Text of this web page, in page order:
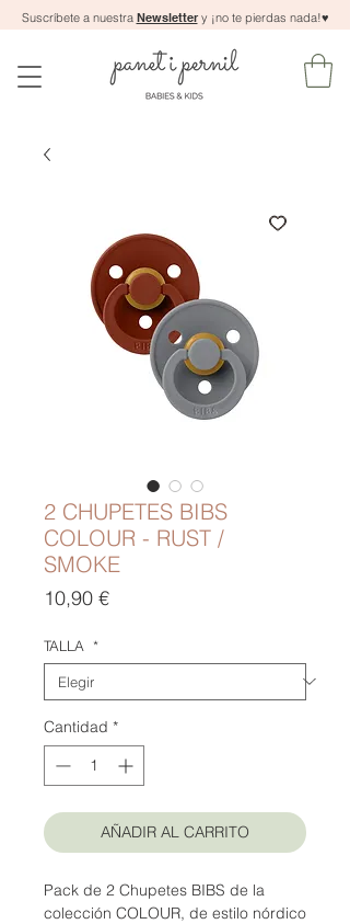
Suscríbete a nuestra Newslettery ¡no te pierdas nada!♥
2 CHUPETES BIBS
COLOUR - RUST /
SMOKE
10,90 €Precio
TALLA *
Cantidad *
AÑADIR AL CARRITO
Pack de 2 Chupetes BIBS de la
colección COLOUR, de estilo nórdico